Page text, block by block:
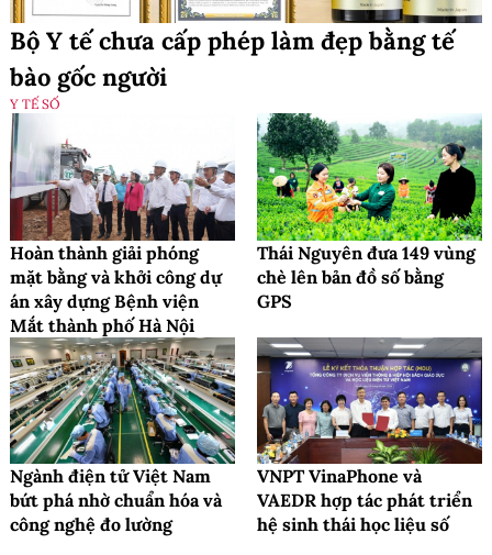
Bộ Y tế chưa cấp phép làm đẹp bằng tế
bào gốc người
Y TẾ SỐ
Hoàn thành giải phóng
mặt bằng và khởi công dự
án xây dựng Bệnh viện
Mắt thành phố Hà Nội
Thái Nguyên đưa 149 vùng
chè lên bản đồ số bằng
GPS
Ngành điện tử Việt Nam
bứt phá nhờ chuẩn hóa và
công nghệ đo lường
VNPT VinaPhone và
VAEDR hợp tác phát triển
hệ sinh thái học liệu số